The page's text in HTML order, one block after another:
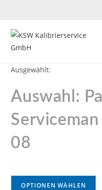
Ausgewählt:
Auswahl:
08
OPTIONEN WÄHLEN